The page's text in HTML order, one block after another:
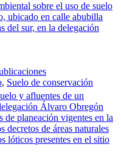
sobre el uso de suelo
ubicado en calle abubilla
del sur, en la delegación
, Suelo de conservación
y afluentes de un
Álvaro Obregón
de planeación vigentes en la
de áreas naturales
lóticos presentes en el sitio